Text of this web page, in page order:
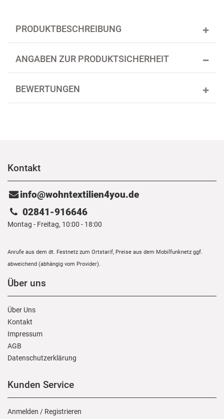
PRODUKTBESCHREIBUNG
ANGABEN ZUR PRODUKTSICHERHEIT
BEWERTUNGEN
Kontakt
info@wohntextilien4you.de
02841-916646
Montag - Freitag, 10:00 - 18:00
Anrufe aus dem dt. Festnetz zum Ortstarif, Preise aus dem Mobilfunknetz ggf.
abweichend (abhängig vom Provider).
Über uns
Über Uns
Kontakt
Impressum
AGB
Daten­schutz­erklärung
Kunden Service
Anmelden / Registrieren